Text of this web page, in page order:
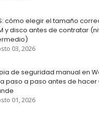
cómo elegir el tamaño
y disco antes de contratar
03, 2026
de seguridad manual en
paso a paso antes de hacer
01, 2026